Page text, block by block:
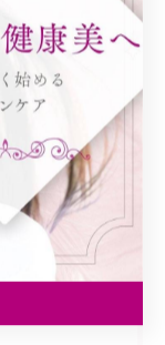
Posts